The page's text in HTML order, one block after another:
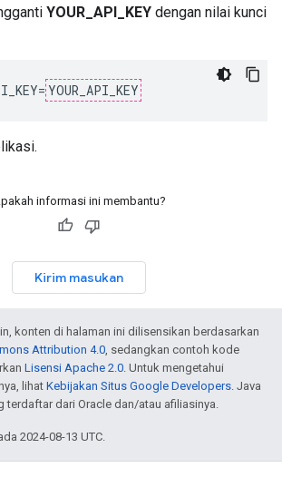
YOUR_API_KEY dengan nilai kunci
= YOUR_API_KEY
informasi ini membantu?
Kirim masukan
konten di halaman ini dilisensikan berdasarkan
Attribution 4.0 , sedangkan contoh kode
Lisensi Apache 2.0 . Untuk mengetahui
lihat Kebijakan Situs Google Developers . Java
terdaftar dari Oracle dan/atau afiliasinya.
2024-08-13 UTC.